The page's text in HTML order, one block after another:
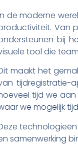
de moderne
Van
bij
tool die
maakt het
tijdregistratie-
tijd we
we mogelijk
samenwerking